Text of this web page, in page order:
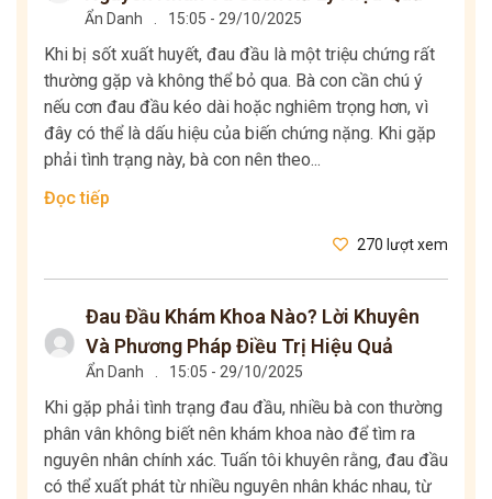
Ẩn Danh 15:05 - 29/10/2025
Khi bị sốt xuất huyết, đau đầu là một triệu chứng rất
thường gặp và không thể bỏ qua. Bà con cần chú ý
nếu cơn đau đầu kéo dài hoặc nghiêm trọng hơn, vì
đây có thể là dấu hiệu của biến chứng nặng. Khi gặp
phải tình trạng này, bà con nên theo...
Đọc tiếp
270 lượt xem
Đau Đầu Khám Khoa Nào? Lời Khuyên
Và Phương Pháp Điều Trị Hiệu Quả
Ẩn Danh 15:05 - 29/10/2025
Khi gặp phải tình trạng đau đầu, nhiều bà con thường
phân vân không biết nên khám khoa nào để tìm ra
nguyên nhân chính xác. Tuấn tôi khuyên rằng, đau đầu
có thể xuất phát từ nhiều nguyên nhân khác nhau, từ